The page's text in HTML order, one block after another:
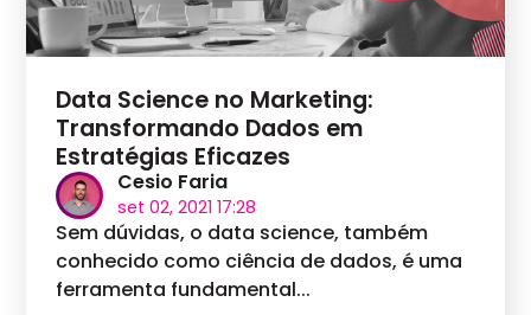
Data Science no Marketing:
Transformando Dados em
Estratégias Eficazes
Cesio Faria
set 02, 2021 17:28
Sem dúvidas, o data science, também
conhecido como ciência de dados, é uma
ferramenta fundamental...